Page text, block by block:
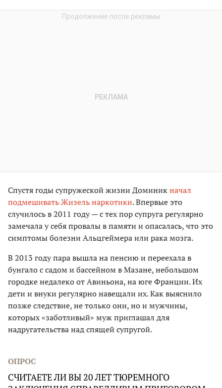
Спустя годы супружеской жизни Доминикначал
подмешивать Жизель наркотики. Впервые это
случилось в 2011 году — с тех пор супруга регулярно
замечала у себя провалы в памяти и опасалась, что это
симптомы болезни Альцгеймера или рака мозга.
В 2013 году пара вышла на пенсию и переехала в
бунгало с садом и бассейном в Мазане, небольшом
городке недалеко от Авиньона, на юге Франции. Их
дети и внуки регулярно навещали их. Как выяснило
позже следствие, не только они, но и мужчины,
которых «заботливый» муж приглашал для
надругательства над спящей супругой.
ОПРОС
СЧИТАЕТЕ ЛИ ВЫ 20 ЛЕТ ТЮРЕМНОГО